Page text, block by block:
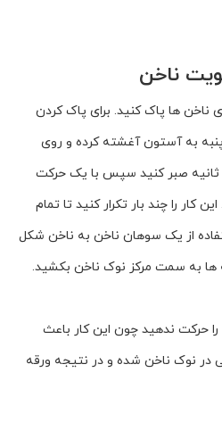
ناخن
ناخن ها پاک کنید. براى پاک کردن
به آستون آغشته کرده و روى
ثانیه صبر کنید سپس با یک حرکت
کار را چند بار تکرار کنید تا تمام
از یک سوهان ناخن به ناخن شکل
ها به سمت مرکز نوک ناخن بکشید.
حرکت ندهید چون این کار باعث
در نوک ناخن شده و در نتیجه ورقه